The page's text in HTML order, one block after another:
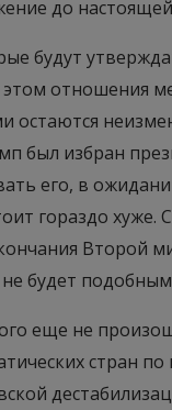
до
будут
этом отношения
остаются
был избран
его, в
гораздо
Второй
будет
еще не
стран